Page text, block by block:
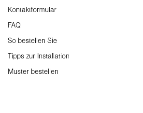
Kontaktformular
FAQ
So bestellen Sie
Tipps zur Installation
Muster bestellen